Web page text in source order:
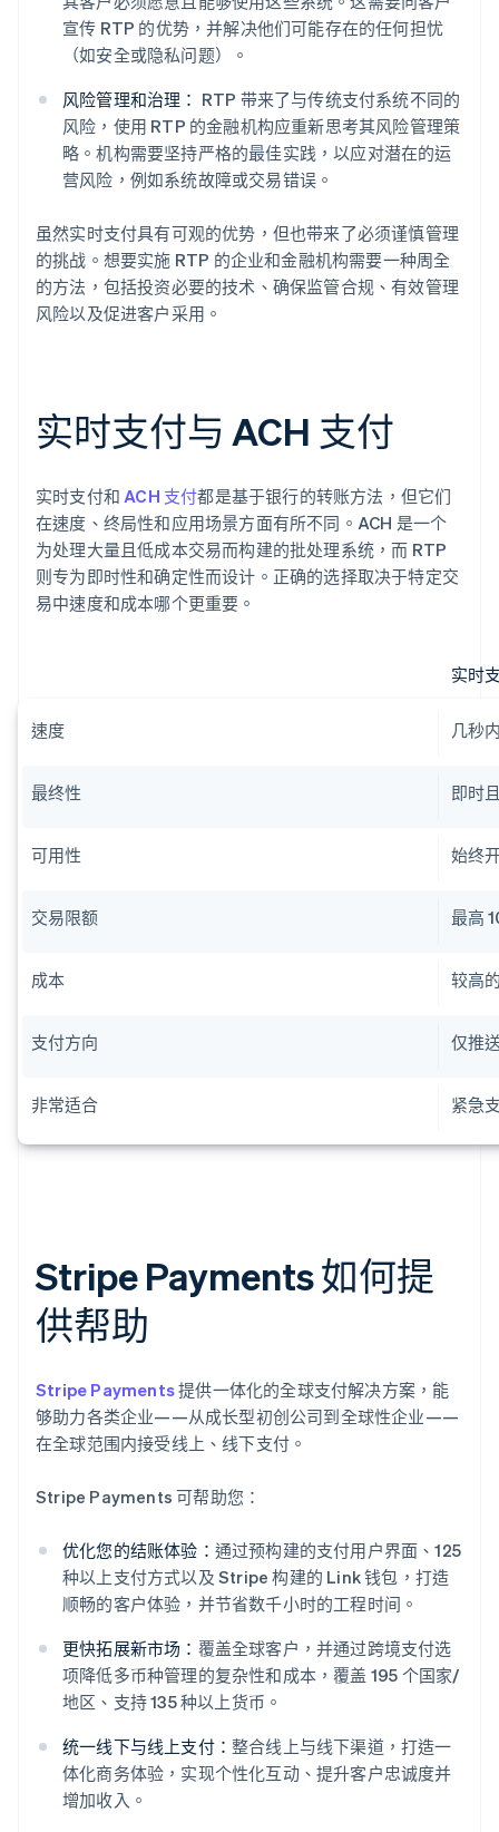
宣传 RTP 的优势，并解决他们可能存在的任何担忧
（如安全或隐私问题）。
风险管理和治理： RTP 带来了与传统支付系统不同的
风险，使用 RTP 的金融机构应重新思考其风险管理策
略。机构需要坚持严格的最佳实践，以应对潜在的运
营风险，例如系统故障或交易错误。
虽然实时支付具有可观的优势，但也带来了必须谨慎管理
的挑战。想要实施 RTP 的企业和金融机构需要一种周全
的方法，包括投资必要的技术、确保监管合规、有效管理
风险以及促进客户采用。
实时支付与 ACH 支付
实时支付和ACH 支付都是基于银行的转账方法，但它们
在速度、终局性和应用场景方面有所不同。ACH 是一个
为处理大量且低成本交易而构建的批处理系统，而 RTP
则专为即时性和确定性而设计。正确的选择取决于特定交
易中速度和成本哪个更重要。
实时
速度 几秒
最终性 即时
可用性 始终
交易限额 最高
成本 较高
支付方向 仅推
非常适合 紧急
Stripe Payments 如何提
供帮助
Stripe Payments提供一体化的全球支付解决方案，能
够助力各类企业——从成长型初创公司到全球性企业——
在全球范围内接受线上、线下支付。
Stripe Payments 可帮助您：
优化您的结账体验： 通过预构建的支付用户界面、125
种以上支付方式以及 Stripe 构建的 Link 钱包，打造
顺畅的客户体验，并节省数千小时的工程时间。
更快拓展新市场： 覆盖全球客户，并通过跨境支付选
项降低多币种管理的复杂性和成本，覆盖 195 个国家/
地区、支持 135 种以上货币。
统一线下与线上支付： 整合线上与线下渠道，打造一
体化商务体验，实现个性化互动、提升客户忠诚度并
增加收入。
阿联酋